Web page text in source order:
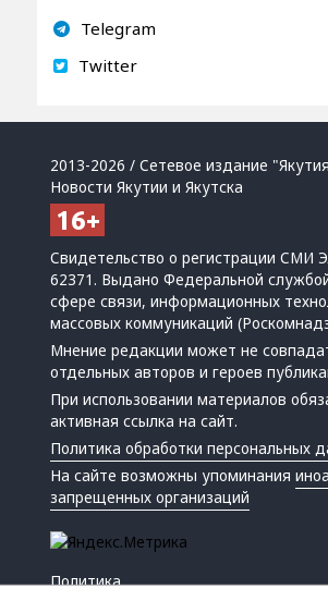
Telegram
Twitter
2013-2026 / Сетевое издание
Новости Якутии и Якутска
Свидетельство о регистрации СМИ
62371. Выдано Федеральной
сфере связи, информационных
массовых коммуникаций
Мнение редакции может не
отдельных авторов и героев
При использовании материалов
активная ссылка на сайт.
Политика обработки персональных
На сайте возможны упоминания
запрещенных организаций
Политика